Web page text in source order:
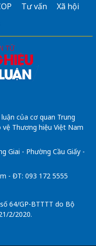
Tư vấn
Xã hội
của cơ quan Trung
vệ Thương hiệu Việt Nam
Giai - Phường Cầu Giấy -
- ĐT: 093 172 5555
64/GP-BTTTT do Bộ
2/2020.